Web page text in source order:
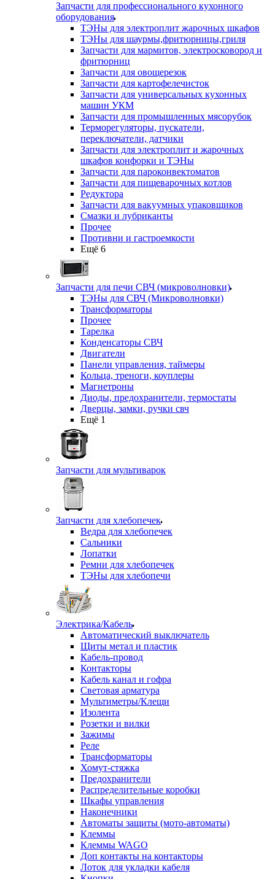
Запчасти для профессионального кухонного
оборудования
ТЭНы для электроплит жарочных шкафов
ТЭНы для шаурмы,фритюрницы,гриля
Запчасти для мармитов, электросковород и
фритюрниц
Запчасти для овощерезок
Запчасти для картофелечисток
Запчасти для универсальных кухонных
машин УКМ
Запчасти для промышленных мясорубок
Терморегуляторы, пускатели,
переключатели, датчики
Запчасти для электроплит и жарочных
шкафов конфорки и ТЭНы
Запчасти для пароконвектоматов
Запчасти для пищеварочных котлов
Редуктора
Запчасти для вакуумных упаковщиков
Смазки и лубриканты
Прочее
Противни и гастроемкости
Ещё 6
Запчасти для печи СВЧ (микроволновки)
ТЭНы для СВЧ (Микроволновки)
Трансформаторы
Прочее
Тарелка
Конденсаторы СВЧ
Двигатели
Панели управления, таймеры
Кольца, треноги, коуплеры
Магнетроны
Диоды, предохранители, термостаты
Дверцы, замки, ручки свч
Ещё 1
Запчасти для мультиварок
Запчасти для хлебопечек
Ведра для хлебопечек
Сальники
Лопатки
Ремни для хлебопечек
ТЭНы для хлебопечи
Электрика/Кабель
Автоматический выключатель
Щиты метал и пластик
Кабель-провод
Контакторы
Кабель канал и гофра
Световая арматура
Мультиметры/Клещи
Изолента
Розетки и вилки
Зажимы
Реле
Трансформаторы
Хомут-стяжка
Предохранители
Распределительные коробки
Шкафы управления
Наконечники
Автоматы защиты (мото-автоматы)
Клеммы
Клеммы WAGO
Доп контакты на контакторы
Лоток для укладки кабеля